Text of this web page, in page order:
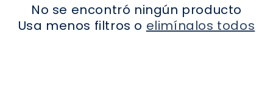
No se encontró ningún producto
Usa menos filtros o elimínalos todos